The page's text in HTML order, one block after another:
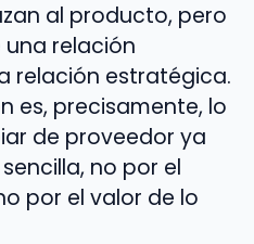
al producto, pero
relación
relación estratégica.
es, precisamente, lo
de proveedor ya
no por el
por el valor de lo